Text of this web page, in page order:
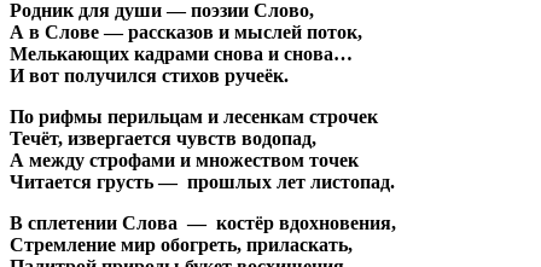
Родник для души — поэзии Слово,
А в Слове — рассказов и мыслей поток,
Мелькающих кадрами снова и снова…
И вот получился стихов ручеёк.
По рифмы перильцам и лесенкам строчек
Течёт, извергается чувств водопад,
А между строфами и множеством точек
Читается грусть — прошлых лет листопад.
В сплетении Слова — костёр вдохновения,
Стремление мир обогреть, приласкать,